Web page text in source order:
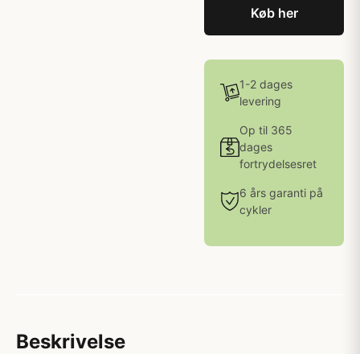
Køb her
1-2 dages
levering
Op til 365
dages
fortrydelsesret
6 års garanti på
cykler
Beskrivelse